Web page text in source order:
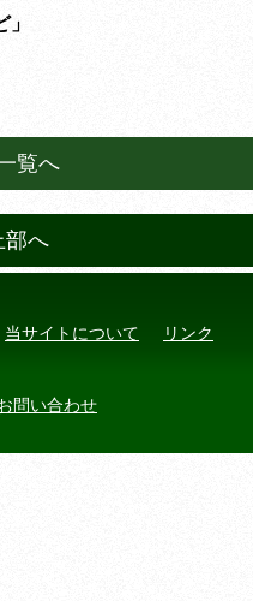
覧へ
部へ
当サイトについて リンク
問い合わせ